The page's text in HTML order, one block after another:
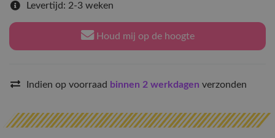
Levertijd: 2-3 weken
Houd mij op de hoogte
Indien op voorraad binnen 2 werkdagen verzonden